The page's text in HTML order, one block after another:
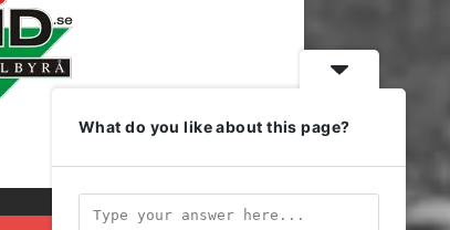
What do you like about this page?